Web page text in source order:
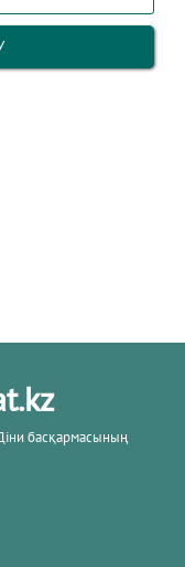
басқармасының